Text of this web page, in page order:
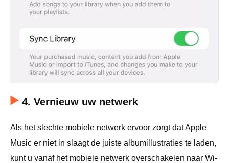
4. Vernieuw uw netwerk
Als het slechte mobiele netwerk ervoor zorgt dat Apple
Music er niet in slaagt de juiste albumillustraties te laden,
kunt u vanaf het mobiele netwerk overschakelen naar Wi-